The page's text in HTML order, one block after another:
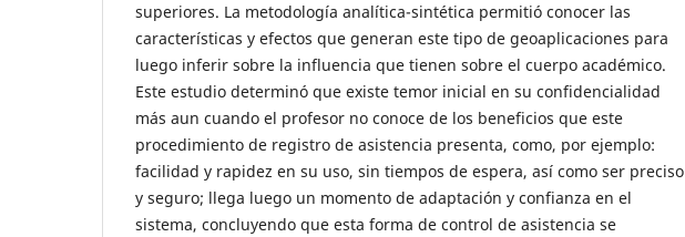
superiores. La metodología analítica-sintética permitió conocer las
características y efectos que generan este tipo de geoaplicaciones para
luego inferir sobre la influencia que tienen sobre el cuerpo académico.
Este estudio determinó que existe temor inicial en su confidencialidad
más aun cuando el profesor no conoce de los beneficios que este
procedimiento de registro de asistencia presenta, como, por ejemplo:
facilidad y rapidez en su uso, sin tiempos de espera, así como ser preciso
y seguro; llega luego un momento de adaptación y confianza en el
sistema, concluyendo que esta forma de control de asistencia se